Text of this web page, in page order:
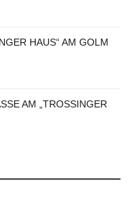
HAUS“ AM GOLM
AM „TROSSINGER